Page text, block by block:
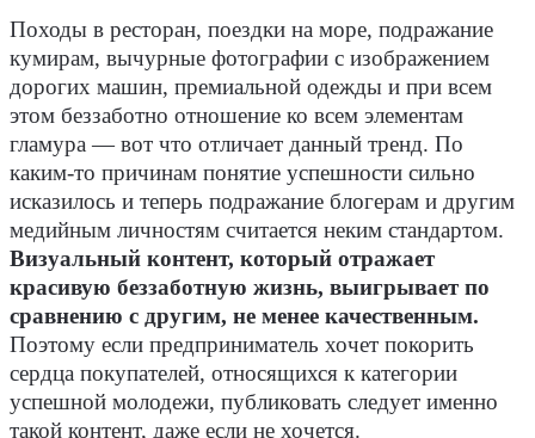
Походы в ресторан, поездки на море, подражание
кумирам, вычурные фотографии с изображением
дорогих машин, премиальной одежды и при всем
этом беззаботно отношение ко всем элементам
гламура — вот что отличает данный тренд. По
каким-то причинам понятие успешности сильно
исказилось и теперь подражание блогерам и другим
медийным личностям считается неким стандартом.
Визуальный контент, который отражает
красивую беззаботную жизнь, выигрывает по
сравнению с другим, не менее качественным.
Поэтому если предприниматель хочет покорить
сердца покупателей, относящихся к категории
успешной молодежи, публиковать следует именно
такой контент, даже если не хочется.